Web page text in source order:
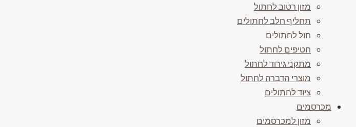
מזון רטוב לחתול
תחליף חלב לחתולים
חול לחתולים
חטיפים לחתול
מתקני גירוד לחתול
מוצרי הדברה לחתול
ציוד לחתולים
מכרסמים
מזון למכרסמים